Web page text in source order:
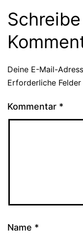
Deine E-Mail-
Erforderliche
Kommentar *
Name *